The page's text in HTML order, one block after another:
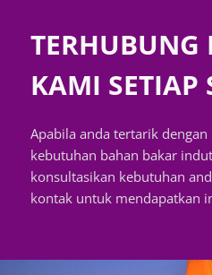
TERHUBUNG
KAMI SETIAP
Apabila anda tertarik
kebutuhan bahan bakar
konsultasikan kebutuhan
kontak untuk mendapatkan